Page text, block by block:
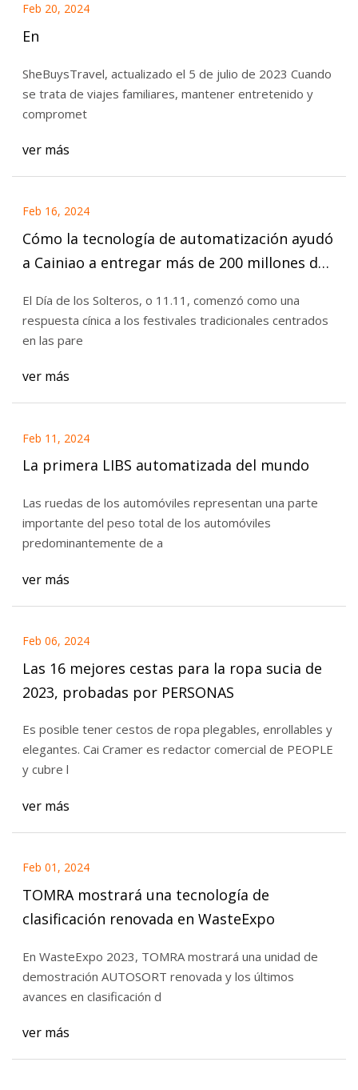
Feb 20, 2024
En
SheBuysTravel, actualizado el 5 de julio de 2023 Cuando
se trata de viajes familiares, mantener entretenido y
compromet
ver más
Feb 16, 2024
Cómo la tecnología de automatización ayudó
a Cainiao a entregar más de 200 millones de
El Día de los Solteros, o 11.11, comenzó como una
respuesta cínica a los festivales tradicionales centrados
en las pare
ver más
Feb 11, 2024
La primera LIBS automatizada del mundo
Las ruedas de los automóviles representan una parte
importante del peso total de los automóviles
predominantemente de a
ver más
Feb 06, 2024
Las 16 mejores cestas para la ropa sucia de
2023, probadas por PERSONAS
Es posible tener cestos de ropa plegables, enrollables y
elegantes. Cai Cramer es redactor comercial de PEOPLE
y cubre l
ver más
Feb 01, 2024
TOMRA mostrará una tecnología de
clasificación renovada en WasteExpo
En WasteExpo 2023, TOMRA mostrará una unidad de
demostración AUTOSORT renovada y los últimos
avances en clasificación d
ver más